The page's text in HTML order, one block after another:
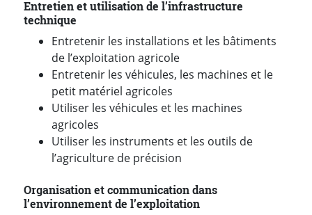
Entretien et utilisation de l’infrastructure
technique
Entretenir les installations et les bâtiments
de l’exploitation agricole
Entretenir les véhicules, les machines et le
petit matériel agricoles
Utiliser les véhicules et les machines
agricoles
Utiliser les instruments et les outils de
l’agriculture de précision
Organisation et communication dans
l’environnement de l’exploitation